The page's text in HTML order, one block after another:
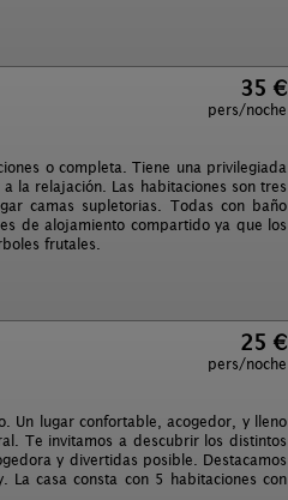
35 €
pers/noche
o completa. Tiene una privilegiada
la relajación. Las habitaciones son tres
camas supletorias. Todas con baño
de alojamiento compartido ya que los
frutales.
25 €
pers/noche
Un lugar confortable, acogedor, y lleno
Te invitamos a descubrir los distintos
y divertidas posible. Destacamos
casa consta con 5 habitaciones con